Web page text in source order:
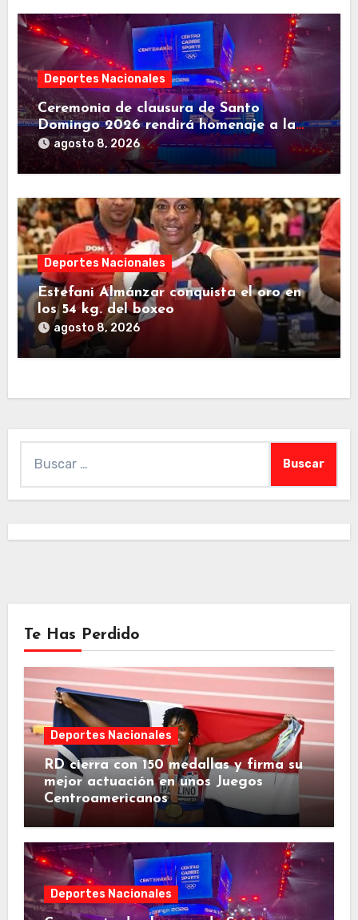
Deportes Nacionales
Ceremonia de clausura de Santo
Domingo 2026 rendirá homenaje a la
familia deportiva de Centroamérica y el
Caribe
agosto 8, 2026
Deportes Nacionales
Estefani Almánzar conquista el oro en
los 54 kg. del boxeo
agosto 8, 2026
Te Has Perdido
Deportes Nacionales
RD cierra con 150 medallas y firma su
mejor actuación en unos Juegos
Centroamericanos
Deportes Nacionales